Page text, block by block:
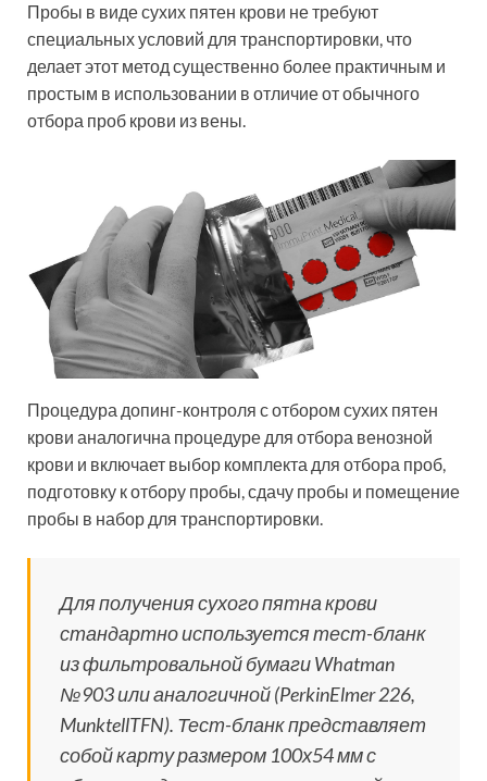
Пробы в виде сухих пятен крови не требуют
специальных условий для транспортировки, что
делает этот метод существенно более практичным и
простым в использовании в отличие от обычного
отбора проб крови из вены.
Процедура допинг-контроля с отбором сухих пятен
крови аналогична процедуре для отбора венозной
крови и включает выбор комплекта для отбора проб,
подготовку к отбору пробы, сдачу пробы и помещение
пробы в набор для транспортировки.
Для получения сухого пятна крови
стандартно используется тест-бланк
из фильтровальной бумаги Whatman
№903 или аналогичной (PerkinElmer 226,
MunktellTFN). Тест-бланк представляет
собой карту размером 100х54 мм с